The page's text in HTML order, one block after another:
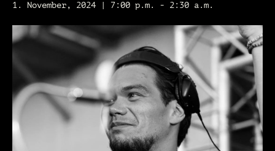
1. November, 2024 | 7:00 p.m. - 2:30 a.m.